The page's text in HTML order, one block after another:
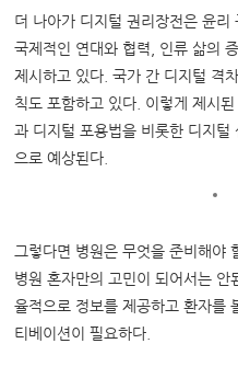
더 나아가 디지털 권리장전은 윤
국제적인 연대와 협력, 인류 삶의
제시하고 있다. 국가 간 디지털 격
칙도 포함하고 있다. 이렇게 제시된
과 디지털 포용법을 비롯한 디지
으로 예상된다.
그렇다면 병원은 무엇을 준비해야
병원 혼자만의 고민이 되어서는
율적으로 정보를 제공하고 환자를
티베이션이 필요하다.